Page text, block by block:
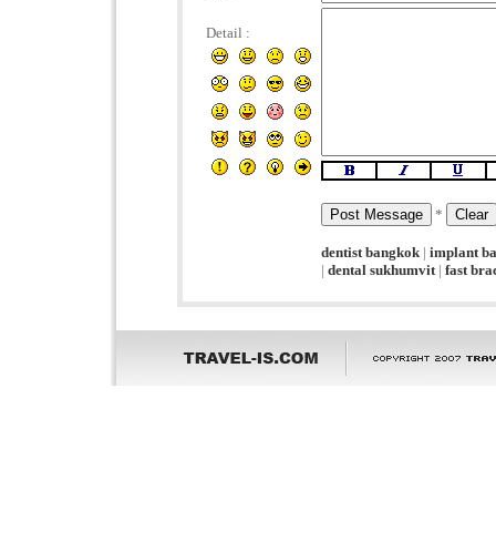
Detail :
*
dentist bangkok| implant
| dental sukhumvit| fast